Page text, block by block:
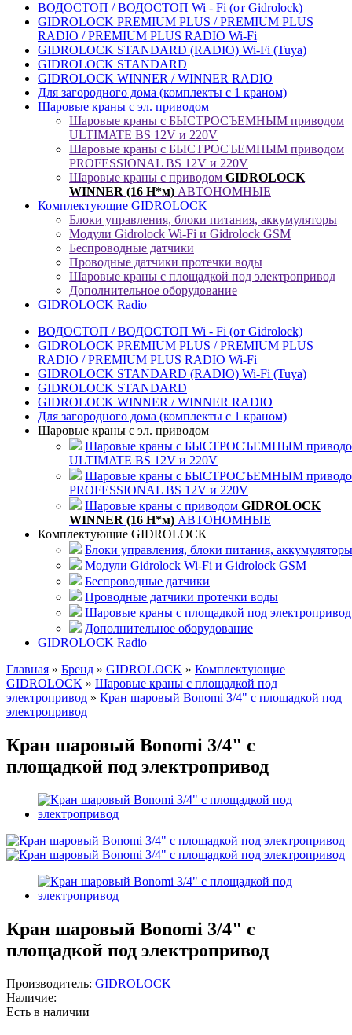
ВОДОСТОП / ВОДОСТОП Wi - Fi (от Gidrolock)
GIDROLOCK PREMIUM PLUS / PREMIUM PLUS
RADIO / PREMIUM PLUS RADIO Wi-Fi
GIDROLOCK STANDARD (RADIO) Wi-Fi (Tuya)
GIDROLOCK STANDARD
GIDROLOCK WINNER / WINNER RADIO
Для загородного дома (комплекты с 1 краном)
Шаровые краны с эл. приводом
Шаровые краны с БЫСТРОСЪЕМНЫМ приводом
ULTIMATE BS 12V и 220V
Шаровые краны с БЫСТРОСЪЕМНЫМ приводом
PROFESSIONAL BS 12V и 220V
Шаровые краны с приводом GIDROLOCK
WINNER (16 Н*м) АВТОНОМНЫЕ
Комплектующие GIDROLOCK
Блоки управления, блоки питания, аккумуляторы
Модули Gidrolock Wi-Fi и Gidrolock GSM
Беспроводные датчики
Проводные датчики протечки воды
Шаровые краны с площадкой под электропривод
Дополнительное оборудование
GIDROLOCK Radio
ВОДОСТОП / ВОДОСТОП Wi - Fi (от Gidrolock)
GIDROLOCK PREMIUM PLUS / PREMIUM PLUS
RADIO / PREMIUM PLUS RADIO Wi-Fi
GIDROLOCK STANDARD (RADIO) Wi-Fi (Tuya)
GIDROLOCK STANDARD
GIDROLOCK WINNER / WINNER RADIO
Для загородного дома (комплекты с 1 краном)
Шаровые краны с эл. приводом
Шаровые краны с БЫСТРОСЪЕМНЫМ
ULTIMATE BS 12V и 220V
Шаровые краны с БЫСТРОСЪЕМНЫМ
PROFESSIONAL BS 12V и 220V
Шаровые краны с приводом GIDROLOCK
WINNER (16 Н*м) АВТОНОМНЫЕ
Комплектующие GIDROLOCK
Блоки управления, блоки питания, аккумуляторы
Модули Gidrolock Wi-Fi и Gidrolock GSM
Беспроводные датчики
Проводные датчики протечки воды
Шаровые краны с площадкой под электропривод
Дополнительное оборудование
GIDROLOCK Radio
Главная » Бренд » GIDROLOCK » Комплектующие
GIDROLOCK » Шаровые краны с площадкой под
электропривод » Кран шаровый Bonomi 3/4" с площадкой под
электропривод
Кран шаровый Bonomi 3/4" с
площадкой под электропривод
Кран шаровый Bonomi 3/4" с
площадкой под электропривод
Производитель: GIDROLOCK
Наличие:
Есть в наличии